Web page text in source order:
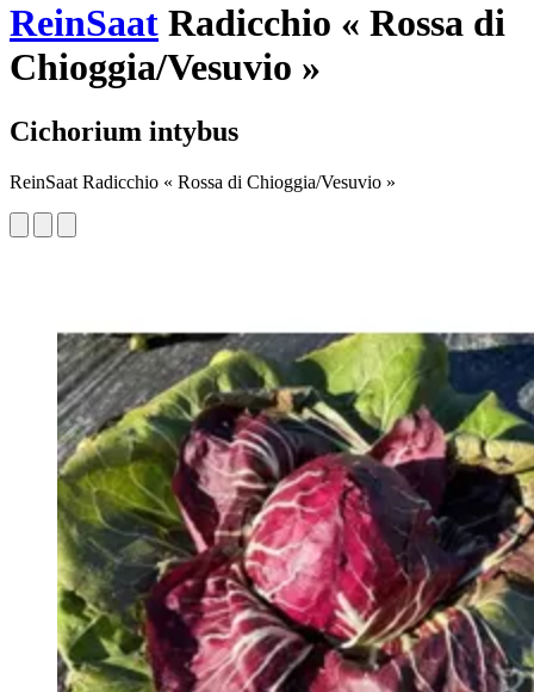
ReinSaat Radicchio « Rossa di
Chioggia/Vesuvio »
Cichorium intybus
ReinSaat Radicchio « Rossa di Chioggia/Vesuvio »